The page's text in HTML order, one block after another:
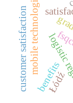
Łódź
benefits
mobile technologies
customer satisfaction